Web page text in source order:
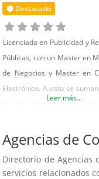
Destacado
Licenciada en Publicidad y
Públicas, con un Master en
de Negocios y Master en
Electrónico. A esto se
de diez años de
por internet. Dirijo el
la persona con la que vas a
te decides definitivamente
Leer más...
Agencias de
Directorio de Agencias
servicios relacionados